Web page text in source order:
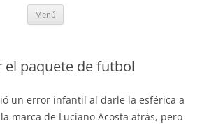
Menú
paquete de futbol
un error infantil al darle la esférica a
marca de Luciano Acosta atrás, pero